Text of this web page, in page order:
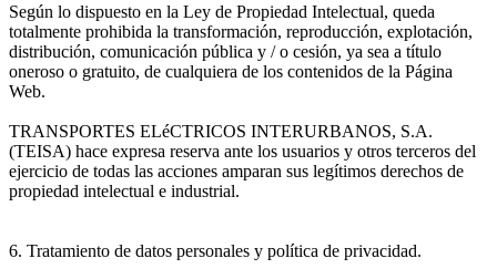
Según lo dispuesto en la Ley de Propiedad Intelectual, queda
totalmente prohibida la transformación, reproducción, explotación,
distribución, comunicación pública y / o cesión, ya sea a título
oneroso o gratuito, de cualquiera de los contenidos de la Página
Web.
TRANSPORTES ELéCTRICOS INTERURBANOS, S.A.
(TEISA) hace expresa reserva ante los usuarios y otros terceros del
ejercicio de todas las acciones amparan sus legítimos derechos de
propiedad intelectual e industrial.
6. Tratamiento de datos personales y política de privacidad.